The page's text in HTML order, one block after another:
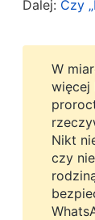
myślę,
swoje
to już
Ponadto
Dalej: Czy
W
więcej
Nikt
czy